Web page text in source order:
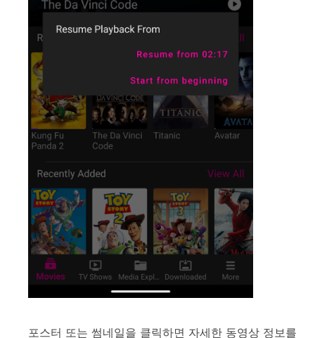
포스터 또는 썸네일을 클릭하면 자세한 동영상 정보를